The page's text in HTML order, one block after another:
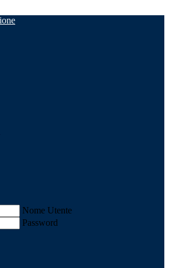
Nome Utente
Password